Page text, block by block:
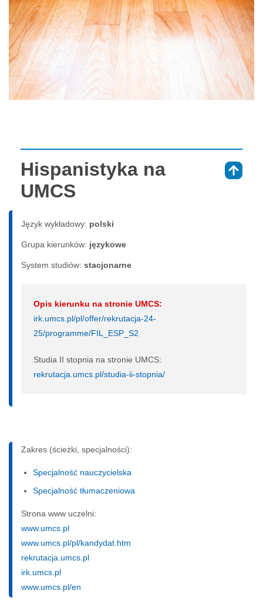
Hispanistyka na
UMCS
Język wykładowy: polski
Grupa kierunków: językowe
System studiów: sta­cjo­nar­ne
Opis kierunku na stronie UMCS:
irk.umcs.pl/pl/offer/rekrutacja-24-
25/programme/FIL_ESP_S2
Studia II stopnia na stronie UMCS:
rekrutacja.umcs.pl/studia-ii-stopnia/
Zakres (ścieżki, specjalności):
Specjalność nauczycielska
Specjalność tłumaczeniowa
Strona www uczelni:
www.umcs.pl
www.umcs.pl/pl/kandydat.htm
rekrutacja.umcs.pl
irk.umcs.pl
www.umcs.pl/en